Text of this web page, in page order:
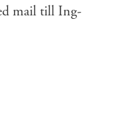
mail till Ing-